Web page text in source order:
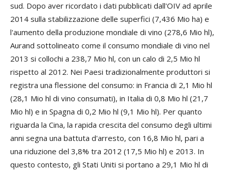
sud. Dopo aver ricordato i dati pubblicati dall'OIV ad aprile
2014 sulla stabilizzazione delle superfici (7,436 Mio ha) e
l'aumento della produzione mondiale di vino (278,6 Mio hl),
Aurand sottolineato come il consumo mondiale di vino nel
2013 si collochi a 238,7 Mio hl, con un calo di 2,5 Mio hl
rispetto al 2012. Nei Paesi tradizionalmente produttori si
registra una flessione del consumo: in Francia di 2,1 Mio hl
(28,1 Mio hl di vino consumati), in Italia di 0,8 Mio hl (21,7
Mio hl) e in Spagna di 0,2 Mio hl (9,1 Mio hl). Per quanto
riguarda la Cina, la rapida crescita del consumo degli ultimi
anni segna una battuta d'arresto, con 16,8 Mio hl, pari a
una riduzione del 3,8% tra 2012 (17,5 Mio hl) e 2013. In
questo contesto, gli Stati Uniti si portano a 29,1 Mio hl di